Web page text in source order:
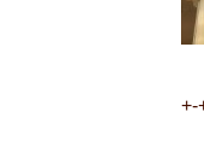
+-